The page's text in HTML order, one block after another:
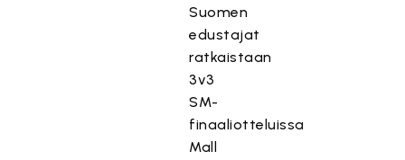
Suomen
edustajat
ratkaistaan
3v3
SM-
finaaliotteluissa
Mall